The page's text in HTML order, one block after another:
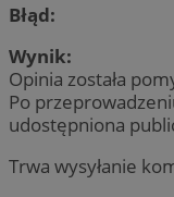
Błąd:
Wynik:
Opinia została
Po
udostępniona
Trwa wysyłanie